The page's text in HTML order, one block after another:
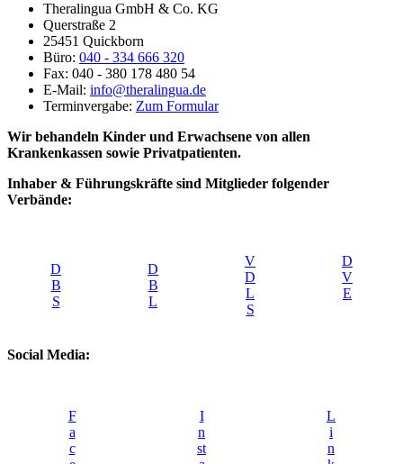
Theralingua GmbH & Co. KG
Querstraße 2
25451 Quickborn
Büro: 040 - 334 666 320
Fax: 040 - 380 178 480 54
E-Mail: info@theralingua.de
Terminvergabe: Zum Formular
Wir behandeln Kinder und Erwachsene von allen
Krankenkassen sowie Privatpatienten.
Inhaber & Führungskräfte sind Mitglieder folgender
Verbände:
D
B
S
D
B
L
V
D
L
S
D
V
E
Social Media:
F
a
c
I
n
st
L
i
n